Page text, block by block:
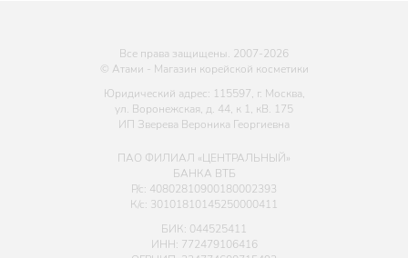
Все права защищены. 2007-2026
© Атами - Магазин корейской косметики
Юридический адрес: 115597, г. Москва,
ул. Воронежская, д. 44, к 1, кВ. 175
ИП Зверева Вероника Георгиевна
ПАО ФИЛИАЛ «ЦЕНТРАЛЬНЫЙ»
БАНКА ВТБ
Р/с: 40802810900180002393
К/с: 30101810145250000411
БИК: 044525411
ИНН: 772479106416